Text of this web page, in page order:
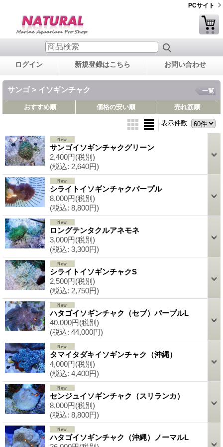
PCサイト
ログイン 新規登録はこちら お問い合わせ
サンゴ > イソギンチャク 一覧
おすすめ順 価格の安い順 売れ筋順
表示件数:
サンゴイソギンチャクグリーン
2,400円(税別)
(税込: 2,640円)
シライトイソギンチャクパープル
8,000円(税別)
(税込: 8,800円)
ロングテンタクルアネモネ
3,000円(税別)
(税込: 3,300円)
シライトイソギンチャクS
2,500円(税別)
(税込: 2,750円)
ハタゴイソギンチャク（セブ）パープルL
40,000円(税別)
(税込: 44,000円)
タマイタダキイソギンチャク（沖縄）
4,000円(税別)
(税込: 4,400円)
センジュイソギンチャク（スリランカ）
8,000円(税別)
(税込: 8,800円)
ハタゴイソギンチャク（沖縄）ノーマルL